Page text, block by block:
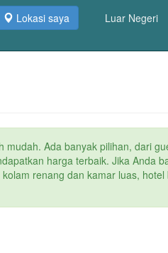
Lokasi saya Luar Negeri
mudah. Ada banyak pilihan, dari
harga terbaik. Jika Anda
renang dan kamar luas, hotel